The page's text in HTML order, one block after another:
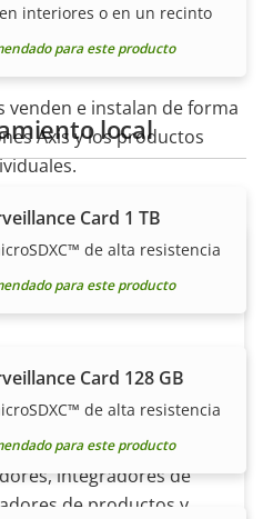
interiores o en un recinto
para este producto
local
Card 1 TB
de alta resistencia
para este producto
Card 128 GB
de alta resistencia
para este producto
comprar
venden e instalan de forma
Axis y los productos
Axis?
integradores de
de productos y